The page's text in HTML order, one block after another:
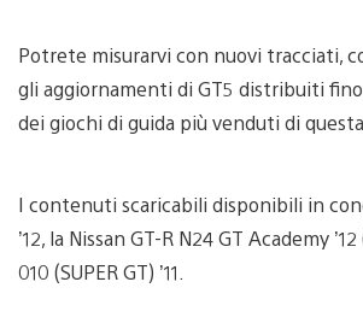
Potrete misurarvi con nuovi tracciati,
gli aggiornamenti di GT5 distribuiti
dei giochi di guida più venduti di
I contenuti scaricabili disponibili in
’12, la Nissan GT-R N24 GT Academy
010 (SUPER GT) ’11.